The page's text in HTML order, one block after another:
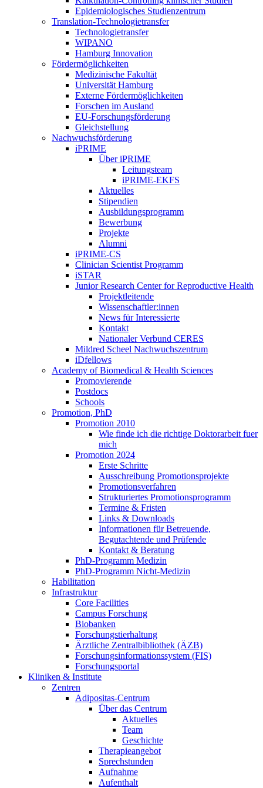
Epidemiologisches Studienzentrum
Translation-Technologietransfer
Technologietransfer
WIPANO
Hamburg Innovation
Fördermöglichkeiten
Medizinische Fakultät
Universität Hamburg
Externe Fördermöglichkeiten
Forschen im Ausland
EU-Forschungsförderung
Gleichstellung
Nachwuchsförderung
iPRIME
Über iPRIME
Leitungsteam
iPRIME-EKFS
Aktuelles
Stipendien
Ausbildungsprogramm
Bewerbung
Projekte
Alumni
iPRIME-CS
Clinician Scientist Programm
iSTAR
Junior Research Center for Reproductive Health
Projektleitende
Wissenschaftler:innen
News für Interessierte
Kontakt
Nationaler Verbund CERES
Mildred Scheel Nachwuchszentrum
iDfellows
Academy of Biomedical & Health Sciences
Promovierende
Postdocs
Schools
Promotion, PhD
Promotion 2010
Wie finde ich die richtige Doktorarbeit fuer
mich
Promotion 2024
Erste Schritte
Ausschreibung Promotionsprojekte
Promotionsverfahren
Strukturiertes Promotionsprogramm
Termine & Fristen
Links & Downloads
Informationen für Betreuende,
Begutachtende und Prüfende
Kontakt & Beratung
PhD-Programm Medizin
PhD-Programm Nicht-Medizin
Habilitation
Infrastruktur
Core Facilities
Campus Forschung
Biobanken
Forschungstierhaltung
Ärztliche Zentralbibliothek (ÄZB)
Forschungsinformationssystem (FIS)
Forschungsportal
Kliniken & Institute
Zentren
Adipositas-Centrum
Über das Centrum
Aktuelles
Team
Geschichte
Therapieangebot
Sprechstunden
Aufnahme
Aufenthalt